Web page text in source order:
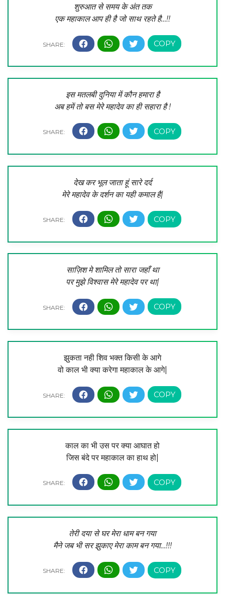
शुरुआत से समय के अंत तक
एक महाकाल आप ही है जो साथ रहते है…!!
इस मतलबी दुनिया में कौन हमारा है
अब हमें तो बस मेरे महादेव का ही सहारा है !
देख कर भूल जाता हूं सारे दर्द
मेरे महादेव के दर्शन का यही कमाल है|
साज़िश मे शामिल तो सारा जहाँ था
पर मुझे विश्वास मेरे महादेव पर था|
झुकता नही शिव भक्त किसी के आगे
वो काल भी क्या करेगा महाकाल के आगे|
काल का भी उस पर क्या आघात हो
जिस बंदे पर महाकाल का हाथ हो|
तेरी दया से घर मेरा धाम बन गया
मैने जब भी सर झुकाए मेरा काम बन गया…!!!